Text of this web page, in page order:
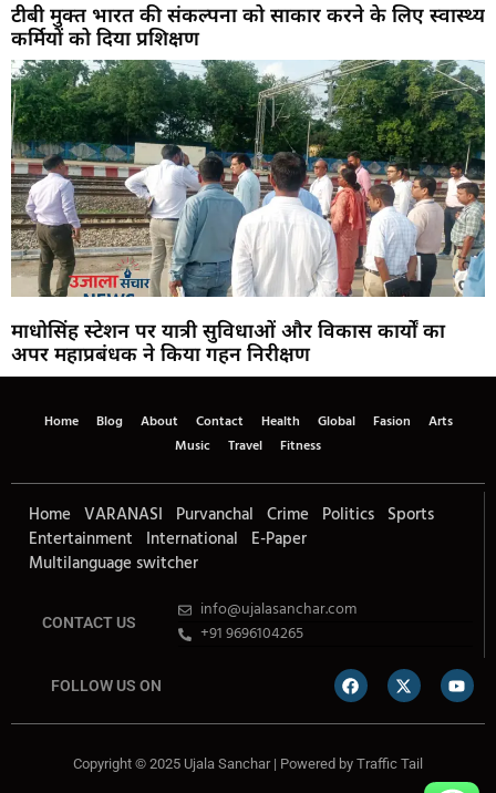
टीबी मुक्त भारत की संकल्पना को साकार करने के लिए स्वास्थ्य
कर्मियों को दिया प्रशिक्षण
माधोसिंह स्टेशन पर यात्री सुविधाओं और विकास कार्यों का
अपर महाप्रबंधक ने किया गहन निरीक्षण
Home Blog About Contact Health Global Fasion
Arts
Music
Travel Fitness
Home VARANASI Purvanchal Crime Politics Sports
Entertainment International E-Paper
Multilanguage switcher
CONTACT US
info@ujalasanchar.com
+91 9696104265
FOLLOW US ON
Copyright © 2025 Ujala Sanchar | Powered by Traffic Tail